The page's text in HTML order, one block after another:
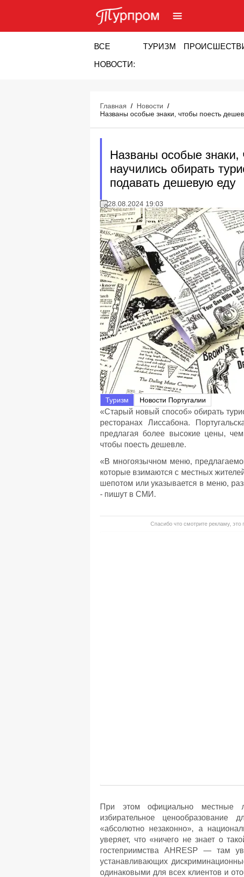
ВСЕ
НОВОСТИ:
ТУРИЗМ
Главная / Новости /
Названы особые знаки, чтобы поесть
Названы особые
научились обирать
подавать дешевую еду
28.08.2024 19:03
Туризм Новости Португалии
«Старый новый способ» обирать
ресторанах Лиссабона.
предлагая более высокие цены,
чтобы поесть дешевле.
«В многоязычном меню,
которые взимаются с местных
шепотом или указывается в меню,
- пишут в СМИ.
Спасибо что смотрите рекламу, это
При этом официально местные
избирательное
«абсолютно незаконно», а
уверяет, что «ничего не знает о
гостеприимства AHRESP — там
устанавливающих
одинаковыми для всех клиентов и